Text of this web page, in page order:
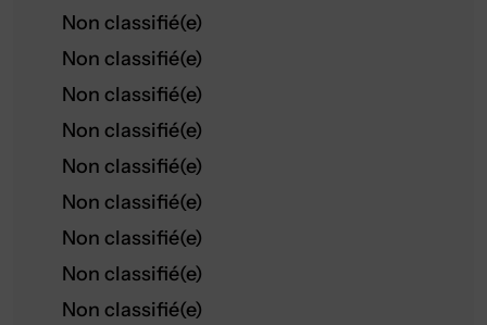
Non classifié(e)
Non classifié(e)
Non classifié(e)
Non classifié(e)
Non classifié(e)
Non classifié(e)
Non classifié(e)
Non classifié(e)
Non classifié(e)